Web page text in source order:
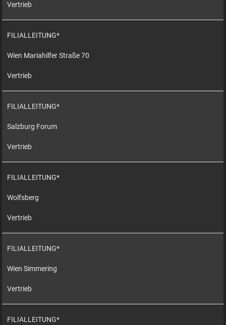
Vertrieb
FILIALLEITUNG*
Wien Mariahilfer Straße 70
Vertrieb
FILIALLEITUNG*
Salzburg Forum
Vertrieb
FILIALLEITUNG*
Wolfsberg
Vertrieb
FILIALLEITUNG*
Wien Simmering
Vertrieb
FILIALLEITUNG*